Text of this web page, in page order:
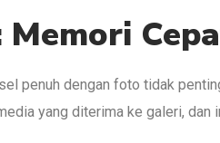
penuh dengan foto tidak
yang diterima ke galeri, dan